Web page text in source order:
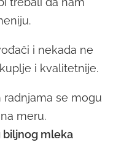
i nekada ne
i kvalitetnije.
se mogu
meru.
mleka